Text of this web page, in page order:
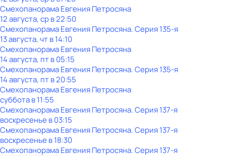
Смехопанорама Евгения Петросяна
12 августа, ср в 22:50
Смехопанорама Евгения Петросяна. Серия 135-я
13 августа, чт в 14:10
Смехопанорама Евгения Петросяна
14 августа, пт в 05:15
Смехопанорама Евгения Петросяна. Серия 135-я
14 августа, пт в 20:55
Смехопанорама Евгения Петросяна
субботав11:55
Смехопанорама Евгения Петросяна. Серия 137-я
воскресенье в03:15
Смехопанорама Евгения Петросяна. Серия 137-я
воскресенье в18:30
Смехопанорама Евгения Петросяна. Серия 137-я